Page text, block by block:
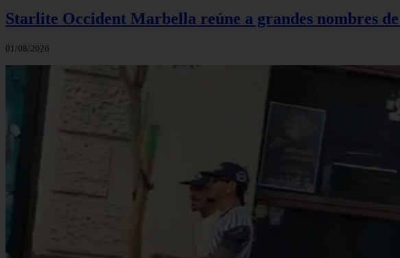
Starlite Occident Marbella reúne a grandes nombres
01/08/2026